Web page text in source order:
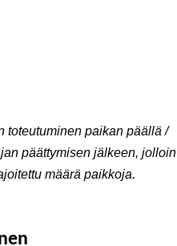
toteutuminen paikan päällä /
päättymisen jälkeen, jolloin
määrä paikkoja.